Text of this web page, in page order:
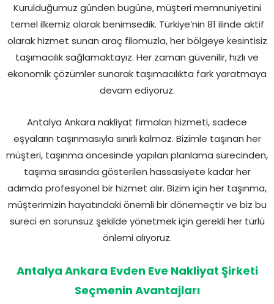
Kurulduğumuz günden bugüne, müşteri memnuniyetini
temel ilkemiz olarak benimsedik. Türkiye’nin 81 ilinde aktif
olarak hizmet sunan araç filomuzla, her bölgeye kesintisiz
taşımacılık sağlamaktayız. Her zaman güvenilir, hızlı ve
ekonomik çözümler sunarak taşımacılıkta fark yaratmaya
devam ediyoruz.
Antalya Ankara nakliyat firmaları hizmeti, sadece
eşyaların taşınmasıyla sınırlı kalmaz. Bizimle taşınan her
müşteri, taşınma öncesinde yapılan planlama sürecinden,
taşıma sırasında gösterilen hassasiyete kadar her
adımda profesyonel bir hizmet alır. Bizim için her taşınma,
müşterimizin hayatındaki önemli bir dönemeçtir ve biz bu
süreci en sorunsuz şekilde yönetmek için gerekli her türlü
önlemi alıyoruz.
Antalya Ankara Evden Eve Nakliyat Şirketi
Seçmenin Avantajları